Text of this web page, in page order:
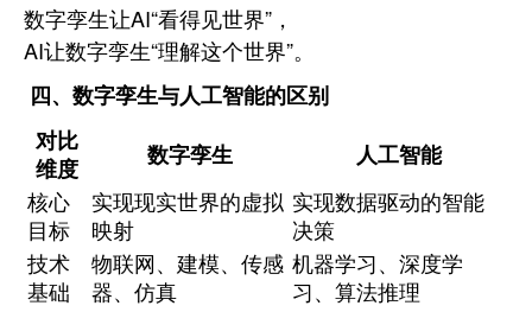
数字孪生让AI“看得见世界”，
AI让数字孪生“理解这个世界”。
四、数字孪生与人工智能的区别
对比
维度
数字孪生 人工智能
核心
目标
实现现实世界的虚拟
映射
实现数据驱动的智能
决策
技术
基础
物联网、建模、传感
器、仿真
机器学习、深度学
习、算法推理